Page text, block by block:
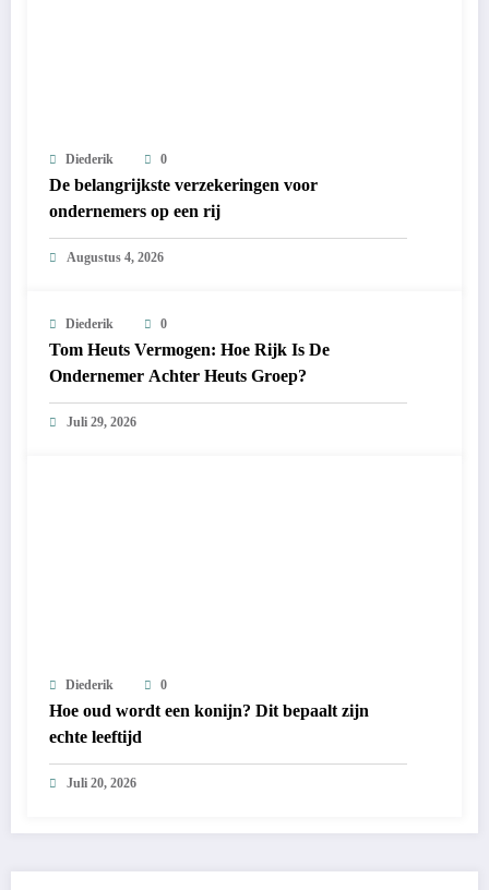
Diederik 0
De belangrijkste verzekeringen voor
ondernemers op een rij
Augustus 4, 2026
Diederik 0
Tom Heuts Vermogen: Hoe Rijk Is De
Ondernemer Achter Heuts Groep?
Juli 29, 2026
Diederik 0
Hoe oud wordt een konijn? Dit bepaalt zijn
echte leeftijd
Juli 20, 2026